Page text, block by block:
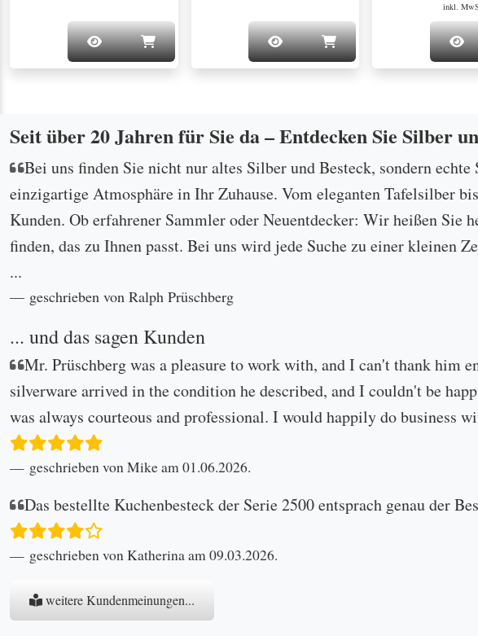
inkl.
Seit über 20 Jahren für Sie da – Entdecken Sie Silber
Bei uns finden Sie nicht nur altes Silber und Besteck, sondern
einzigartige Atmosphäre in Ihr Zuhause. Vom eleganten Tafelsilber
Kunden. Ob erfahrener Sammler oder Neuentdecker: Wir heißen Sie
finden, das zu Ihnen passt. Bei uns wird jede Suche zu einer kleinen
...
geschrieben von Ralph Prüschberg
... und das sagen Kunden
Mr. Prüschberg was a pleasure to work with, and I can't thank him
silverware arrived in the condition he described, and I couldn't be
was always courteous and professional. I would happily do business
geschrieben von Mike am 01.06.2026.
Das bestellte Kuchenbesteck der Serie 2500 entsprach genau der
geschrieben von Katherina am 09.03.2026.
weitere Kundenmeinungen...